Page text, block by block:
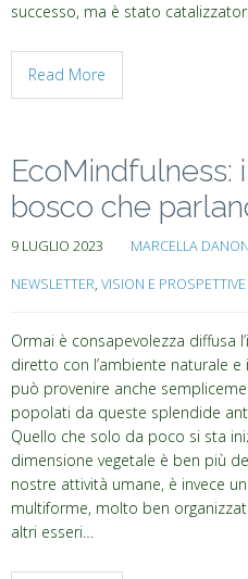
successo, ma è stato
Read More
EcoMindfulness:
bosco che
9 LUGLIO 2023 MARCELLA DANON
NEWSLETTER, VISION E PROSPETTIVE
Ormai è consapevolezza diffusa
diretto con l’ambiente naturale
può provenire anche
popolati da queste splendide
Quello che solo da poco si sta
dimensione vegetale è ben più
nostre attività umane, è invece
multiforme, molto ben
altri esseri…